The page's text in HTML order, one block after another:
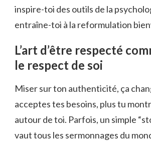
inspire-toi des outils de la
entraîne-toi à la reformulation
L’art d’être respecté
le respect de soi
Miser sur ton authenticité, ça
acceptes tes besoins, plus tu
autour de toi. Parfois, un simple
vaut tous les sermonnages du